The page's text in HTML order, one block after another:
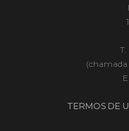
T.
(chamada
E.
TERMOS DE